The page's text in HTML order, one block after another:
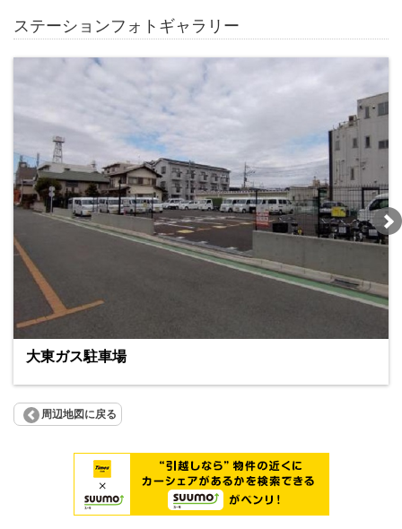
ステーションフォトギャラリー
大東ガス駐車場
周辺地図に戻る